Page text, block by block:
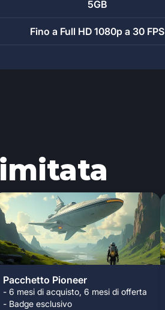
5GB
Fino a Full HD 1080p a 30 FPS
Pacchetto Pioneer
- 6 mesi di acquisto, 6 mesi di offerta
- Badge esclusivo